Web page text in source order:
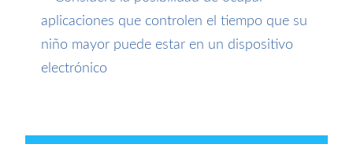
aplicaciones que controlen el tiempo que su
niño mayor puede estar en un dispositivo
electrónico